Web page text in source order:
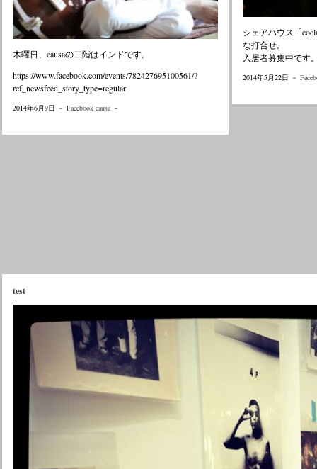
木曜日、causaの二階はインドです。
https://www.facebook.com/events/782427695100561/?
ref_newsfeed_story_type=regular
2014年6月9日 － Facebook causa－
シェアハウス「
な打合せ。
入居者募集中です
2014年5月22日 －
test